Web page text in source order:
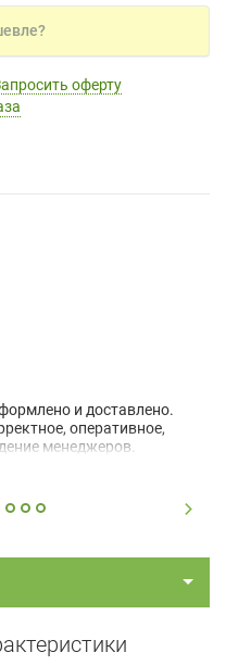
оферту
и доставлено.
оперативное,
менеджеров.